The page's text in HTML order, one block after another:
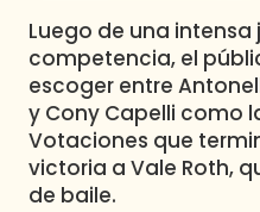
Luego de una
competencia, el
escoger entre
y Cony Capelli como
Votaciones que
victoria a Vale Roth,
de baile.
Todos Los Programas